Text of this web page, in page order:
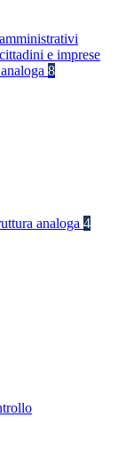
e imprese
8
analoga 4